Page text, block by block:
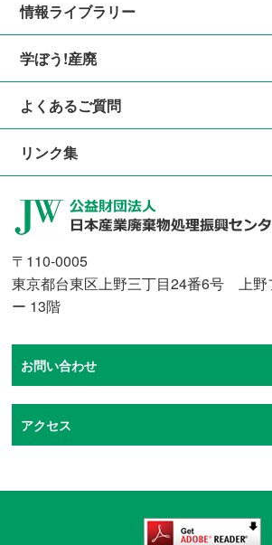
情報ライブラリー
学ぼう!産廃
よくあるご質問
リンク集
〒110-0005
東京都台東区上野三丁目24番6号 上野
ー 13階
お問い合わせ
アクセス